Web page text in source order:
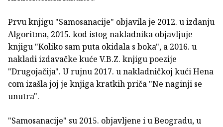
Prvu knjigu "Samosanacije" objavila je 2012. u izdanju
Algoritma, 2015. kod istog nakladnika objavljuje
knjigu "Koliko sam puta okidala s boka", a 2016. u
nakladi izdavačke kuće V.B.Z. knjigu poezije
"Drugojačija". U rujnu 2017. u nakladničkoj kući Hena
com izašla joj je knjiga kratkih priča "Ne naginji se
unutra".
"Samosanacije" su 2015. objavljene i u Beogradu, u